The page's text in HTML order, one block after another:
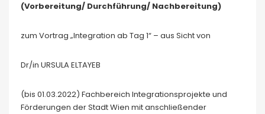
(Vorbereitung/ Durchführung/ Nachbereitung)
zum Vortrag „Integration ab Tag 1“ – aus Sicht von
Dr/in URSULA ELTAYEB
(bis 01.03.2022) Fachbereich Integrationsprojekte und
Förderungen der Stadt Wien mit anschließender